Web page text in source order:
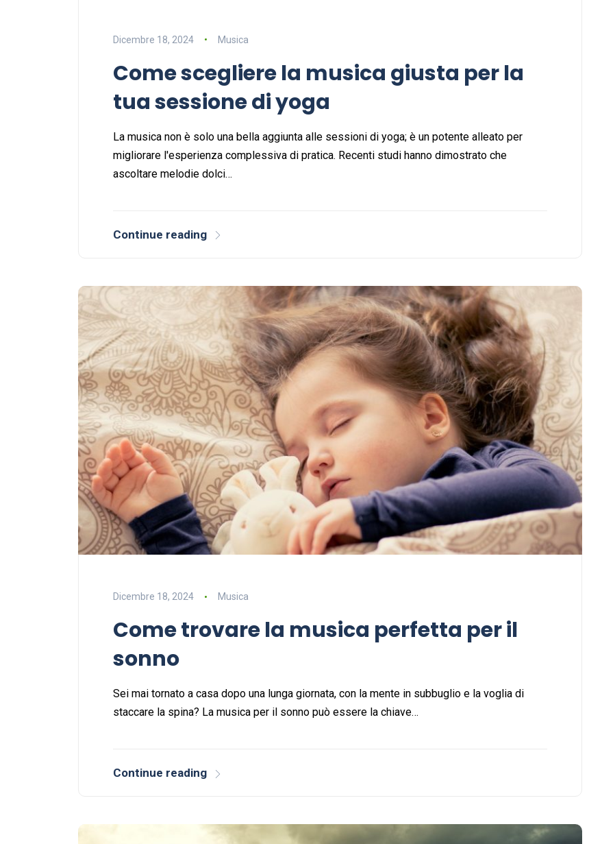
Dicembre 18, 2024 Musica
Come scegliere la musica giusta per la
tua sessione di yoga
La musica non è solo una bella aggiunta alle sessioni di yoga; è un potente alleato per
migliorare l'esperienza complessiva di pratica. Recenti studi hanno dimostrato che
ascoltare melodie dolci…
Continue reading
Dicembre 18, 2024 Musica
Come trovare la musica perfetta per il
sonno
Sei mai tornato a casa dopo una lunga giornata, con la mente in subbuglio e la voglia di
staccare la spina? La musica per il sonno può essere la chiave…
Continue reading